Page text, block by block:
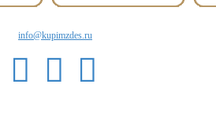
info@kupimzdes.ru